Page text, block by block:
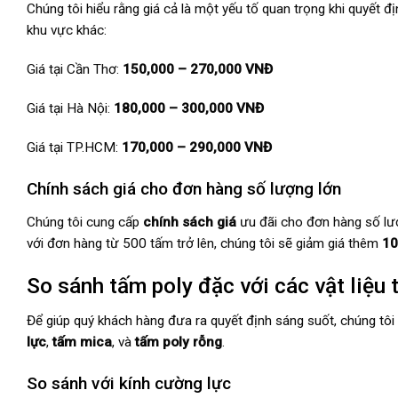
Chúng tôi hiểu rằng giá cả là một yếu tố quan trọng khi quyết
khu vực khác:
Giá tại Cần Thơ: 150,000 – 270,000 VNĐ
Giá tại Hà Nội: 180,000 – 300,000 VNĐ
Giá tại TP.HCM: 170,000 – 290,000 VNĐ
Chính sách giá cho đơn hàng số lượng lớn
Chúng tôi cung cấp chính sách giá ưu đãi cho đơn hàng số
với đơn hàng từ 500 tấm trở lên, chúng tôi sẽ giảm giá thêm
So sánh tấm poly đặc với các vật liệu
Để giúp quý khách hàng đưa ra quyết định sáng suốt, chúng
lực,tấm mica, vàtấm poly rỗng.
So sánh với kính cường lực